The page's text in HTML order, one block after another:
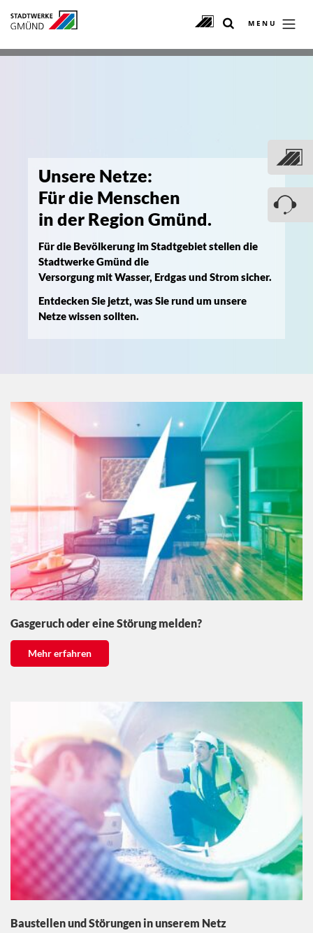
MENU
Unsere Netze:
Für die Menschen
in der Region Gmünd.
Für die Bevölkerung im Stadtgebiet stellen die
Stadtwerke Gmünd die
Versorgung mit Wasser, Erdgas und Strom sicher.
Entdecken Sie jetzt, was Sie rund um unsere
Netze wissen sollten.
Gasgeruch oder eine Störung melden?
Mehr erfahren
Baustellen und Störungen in unserem Netz